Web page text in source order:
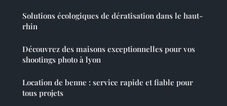
Solutions écologiques de dératisation dans le haut-
rhin
Découvrez des maisons exceptionnelles pour vos
shootings photo à lyon
Location de benne : service rapide et fiable pour
tous projets